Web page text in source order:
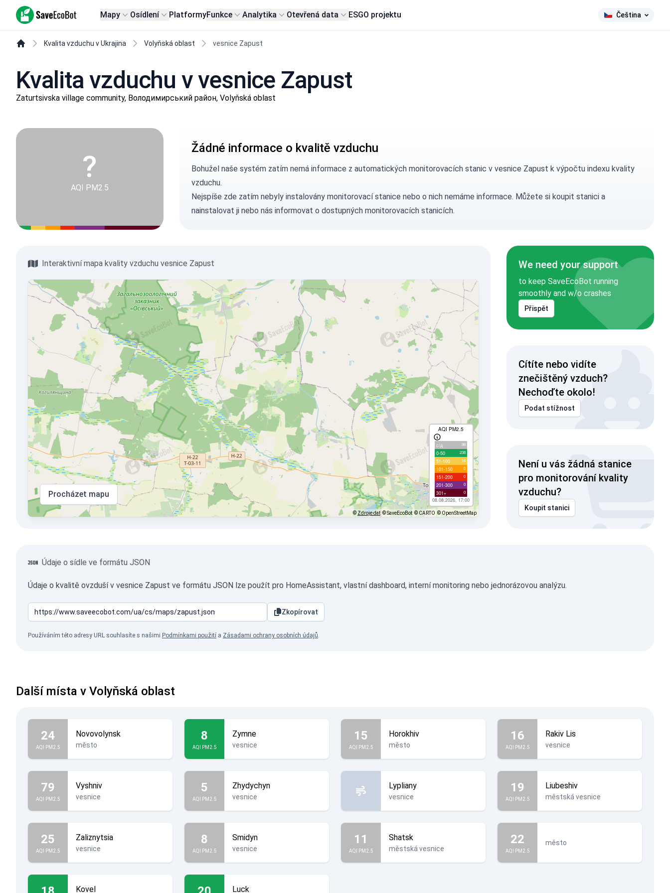
SaveEcoBot Mapy Osídlení PlatformyFunkce Analytika Otevřená data ESGO projektu Čeština
Kvalita vzduchu v Ukrajina Volyňská oblast vesnice Zapust
Kvalita vzduchu v vesnice Zapust
Zaturtsivska village community, Володимирський район, Volyňská oblast
?
AQI PM2.5
Žádné informace o kvalitě vzduchu
Bohužel naše systém zatím nemá informace z automatických monitorovacích stanic v vesnice Zapust k výpočtu indexu kvality
vzduchu.
Nejspíše zde zatím nebyly instalovány monitorovací stanice nebo o nich nemáme informace. Můžete si koupit stanicia
nainstalovat ji nebo nás informovat o dostupných monitorovacích stanicích.
Interaktivní mapa kvality vzduchu vesnice Zapust
AQI PM2.5
с/д 98
0-50 238
51-100 14
101-150 0
151-200 0
201-300 0
301+ 0
08.08.2026, 17:00
Procházet mapu
© Zdroje dat © SaveEcoBot © CARTO © OpenStreetMap
We need your support
to keep SaveEcoBot running
smoothly and w/o crashes
Přispět
Cítíte nebo vidíte
znečištěný vzduch?
Nechoďte okolo!
Podat stížnost
Není u vás žádná stanice
pro monitorování kvality
vzduchu?
Koupit stanici
Údaje o sídle ve formátu JSON
Údaje o kvalitě ovzduší v vesnice Zapust ve formátu JSON lze použít pro HomeAssistant, vlastní dashboard, interní monitoring nebo jednorázovou analýzu.
Zkopírovat
Používáním této adresy URL souhlasíte s našimi Podmínkami použití a Zásadami ochrany osobních údajů.
Další místa v Volyňská oblast
24
AQI PM2.5
Novovolynsk
město
8
AQI PM2.5
Zymne
vesnice
15
AQI PM2.5
Horokhiv
město
16
AQI PM2.5
Rakiv Lis
vesnice
79
AQI PM2.5
Vyshniv
vesnice
5
AQI PM2.5
Zhydychyn
vesnice
Lypliany
vesnice
19
AQI PM2.5
Liubeshiv
městská vesnice
25
AQI PM2.5
Zaliznytsia
vesnice
8
AQI PM2.5
Smidyn
vesnice
11
AQI PM2.5
Shatsk
městská vesnice
22
AQI PM2.5
město
Kovel Luck